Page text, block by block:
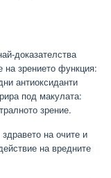
доказателства
на зрението функция:
антиоксиданти
под макулата:
зрение.
на очите и
на вредните